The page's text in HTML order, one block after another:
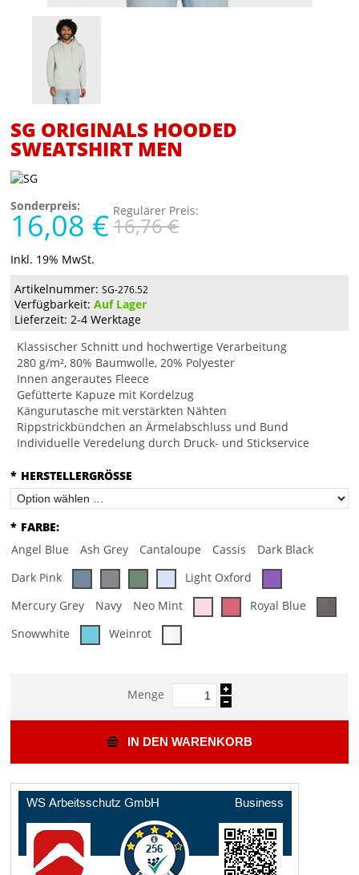
SG ORIGINALS HOODED
SWEATSHIRT MEN
Sonderpreis:
16,08 € Regulärer Preis:
16,76 €
Inkl. 19% MwSt.
Artikelnummer: SG-276.52
Verfügbarkeit:Auf Lager
Lieferzeit: 2-4 Werktage
Klassischer Schnitt und hochwertige Verarbeitung
280 g/m², 80% Baumwolle, 20% Polyester
Innen angerautes Fleece
Gefütterte Kapuze mit Kordelzug
Kängurutasche mit verstärkten Nähten
Rippstrickbündchen an Ärmelabschluss und Bund
Individuelle Veredelung durch Druck- und Stickservice
* HERSTELLERGRÖSSE
* FARBE:
Angel Blue
Ash Grey Cantaloupe Cassis
Dark Black
Dark Pink
Light Oxford
Mercury Grey
Navy Neo Mint
Royal Blue
Snowwhite
Weinrot
Menge
IN DEN WARENKORB